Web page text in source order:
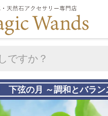
下弦の月 ～調和とバラン